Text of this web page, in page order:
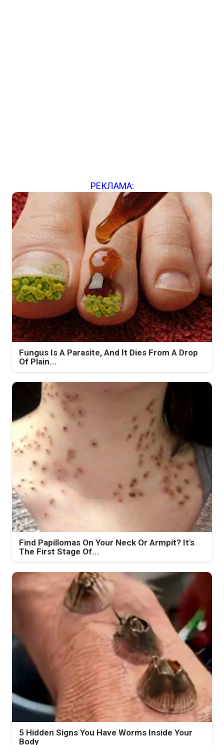
РЕКЛАМА:
Fungus Is A Parasite, And It Dies From A Drop
Of Plain...
Find Papillomas On Your Neck Or Armpit? It's
The First Stage Of...
5 Hidden Signs You Have Worms Inside Your
Body